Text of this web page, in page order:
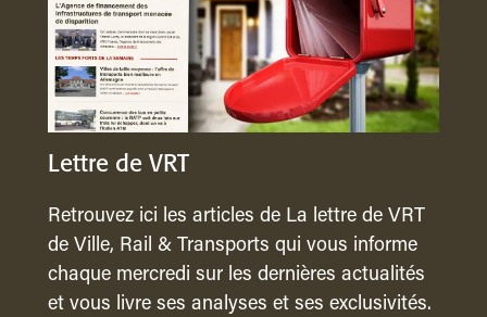
Lettre de VRT
Retrouvez ici les articles de La lettre de VRT
de Ville, Rail & Transports qui vous informe
chaque mercredi sur les dernières actualités
et vous livre ses analyses et ses exclusivités.